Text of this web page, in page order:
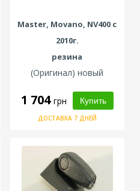
Master, Movano, NV400 с
2010г.
резина
(Оригинал) новый
1 704 грн
ДОСТАВКА 7 ДНЕЙ